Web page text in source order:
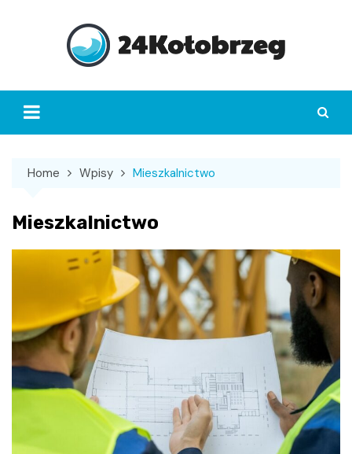
Home Wpisy Mieszkalnictwo
Mieszkalnictwo